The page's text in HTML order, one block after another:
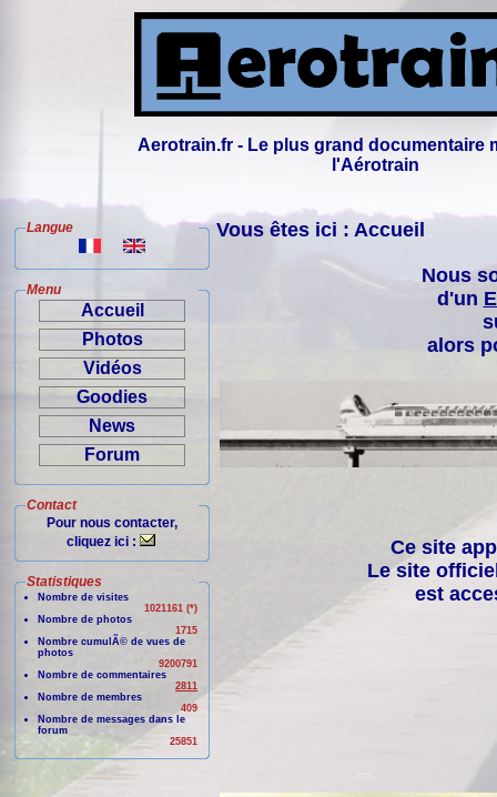
Aerotrain.fr - Le plus grand documentaire
l'Aérotrain
Langue
Menu
Accueil
Photos
Vidéos
Goodies
News
Forum
Contact
Pour nous contacter,
cliquez ici :
Statistiques
Nombre de visites
1021161 (*)
Nombre de photos
1715
Nombre cumulÃ© de vues de
photos
9200791
Nombre de commentaires
2811
Nombre de membres
409
Nombre de messages dans le
forum
25851
Vous êtes ici : Accueil
Nous
d'un
alors
Ce site
Le site
est